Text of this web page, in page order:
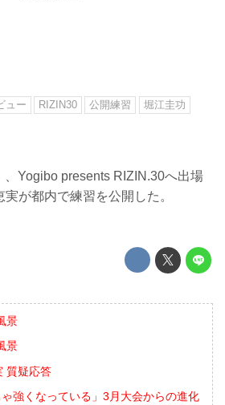
ュー RIZIN30 公開練習
堀江圭功
Yogibo presents RIZIN.30へ出場
が都内で練習を公開した。
景
景
質疑応答
ゃ強くなっている」3月大会からの進化